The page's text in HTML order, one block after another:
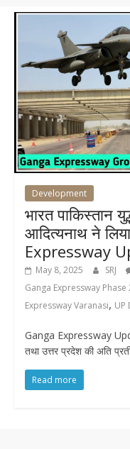
Development
भारत पाकिस्तान
आदित्यनाथ ने
Expressway
May 8, 2025 SRJ
Ganga Expressway Phase
Expressway Varanasi, UP
Ganga Expressway
तथा उत्तर प्रदेश की अति
Read more